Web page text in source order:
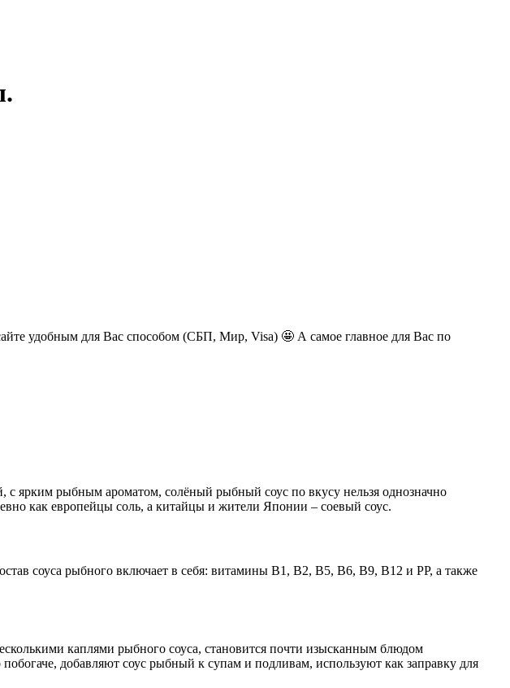
удобным для Вас способом (СБП, Мир, Visa) 🤩 А самое главное для Вас по
с ярким рыбным ароматом, солёный рыбный соус по вкусу нельзя однозначно
как европейцы соль, а китайцы и жители Японии – соевый соус.
соуса рыбного включает в себя: витамины В1, В2, В5, В6, В9, В12 и РР, а также
каплями рыбного соуса, становится почти изысканным блюдом
добавляют соус рыбный к супам и подливам, используют как заправку для